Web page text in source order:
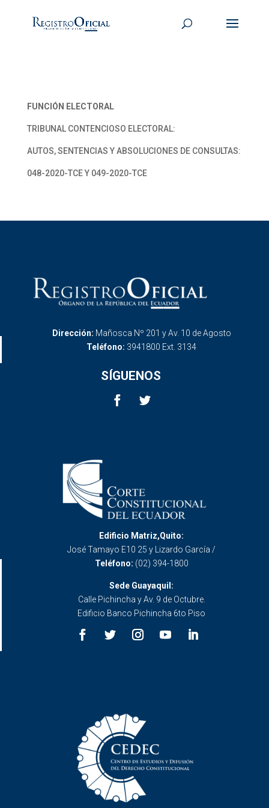
FUNCIÓN ELECTORAL
TRIBUNAL CONTENCIOSO ELECTORAL:
AUTOS, SENTENCIAS Y ABSOLUCIONES DE CONSULTAS:
048-2020-TCE Y 049-2020-TCE
Dirección: Mañosca Nº 201 y Av. 10 de Agosto
Teléfono: 3941800 Ext. 3134
SÍGUENOS
Edificio Matriz,Quito:
José Tamayo E10 25 y Lizardo García /
Teléfono: (02) 394-1800
Sede Guayaquil:
Calle Pichincha y Av. 9 de Octubre.
Edificio Banco Pichincha 6to Piso